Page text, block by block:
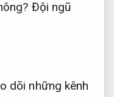
Đội ngũ
dõi những kênh